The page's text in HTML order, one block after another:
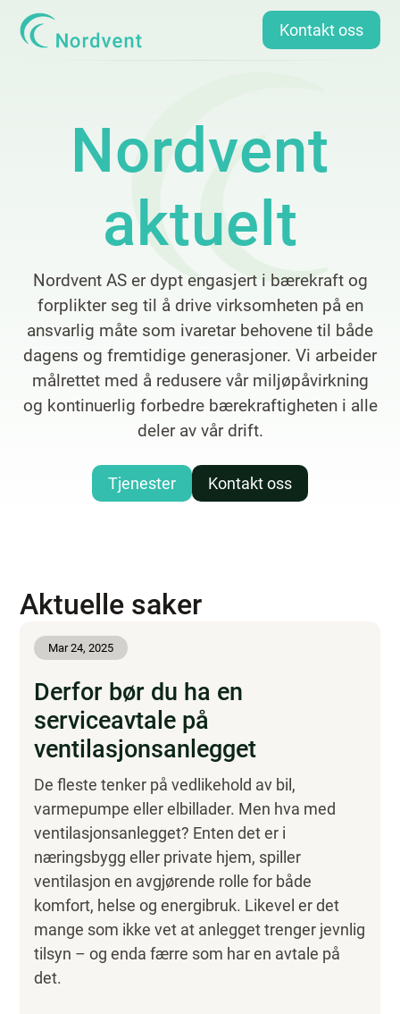
Kontakt oss
Nordvent
aktuelt
​Nordvent AS er dypt engasjert i bærekraft og
forplikter seg til å drive virksomheten på en
ansvarlig måte som ivaretar behovene til både
dagens og fremtidige generasjoner. Vi arbeider
målrettet med å redusere vår miljøpåvirkning
og kontinuerlig forbedre bærekraftigheten i alle
deler av vår drift.
Tjenester Kontakt oss
Aktuelle saker
Mar 24, 2025
Derfor bør du ha en
serviceavtale på
ventilasjonsanlegget
De fleste tenker på vedlikehold av bil,
varmepumpe eller elbillader. Men hva med
ventilasjonsanlegget? Enten det er i
næringsbygg eller private hjem, spiller
ventilasjon en avgjørende rolle for både
komfort, helse og energibruk. Likevel er det
mange som ikke vet at anlegget trenger jevnlig
tilsyn – og enda færre som har en avtale på
det.